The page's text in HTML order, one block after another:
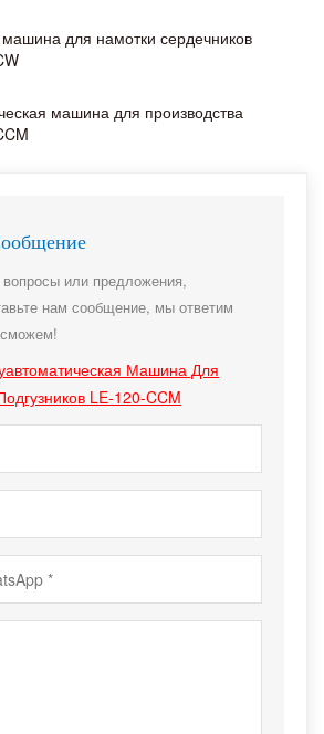
для намотки сердечников
машина для производства
или предложения,
нам сообщение, мы ответим
Машина Для
LE-120-CCM